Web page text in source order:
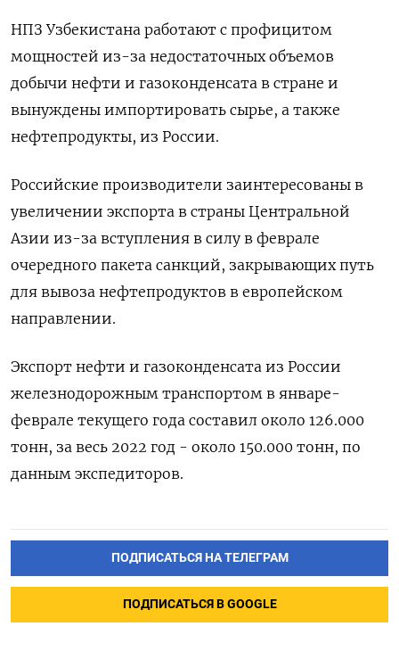
НПЗ Узбекистана работают с профицитом
мощностей из-за недостаточных объемов
добычи нефти и газоконденсата в стране и
вынуждены импортировать сырье, а также
нефтепродукты, из России.
Российские производители заинтересованы в
увеличении экспорта в страны Центральной
Азии из-за вступления в силу в феврале
очередного пакета санкций, закрывающих путь
для вывоза нефтепродуктов в европейском
направлении.
Экспорт нефти и газоконденсата из России
железнодорожным транспортом в январе-
феврале текущего года составил около 126.000
тонн, за весь 2022 год - около 150.000 тонн, по
данным экспедиторов.
ПОДПИСАТЬСЯ НА ТЕЛЕГРАМ
ПОДПИСАТЬСЯ В GOOGLE